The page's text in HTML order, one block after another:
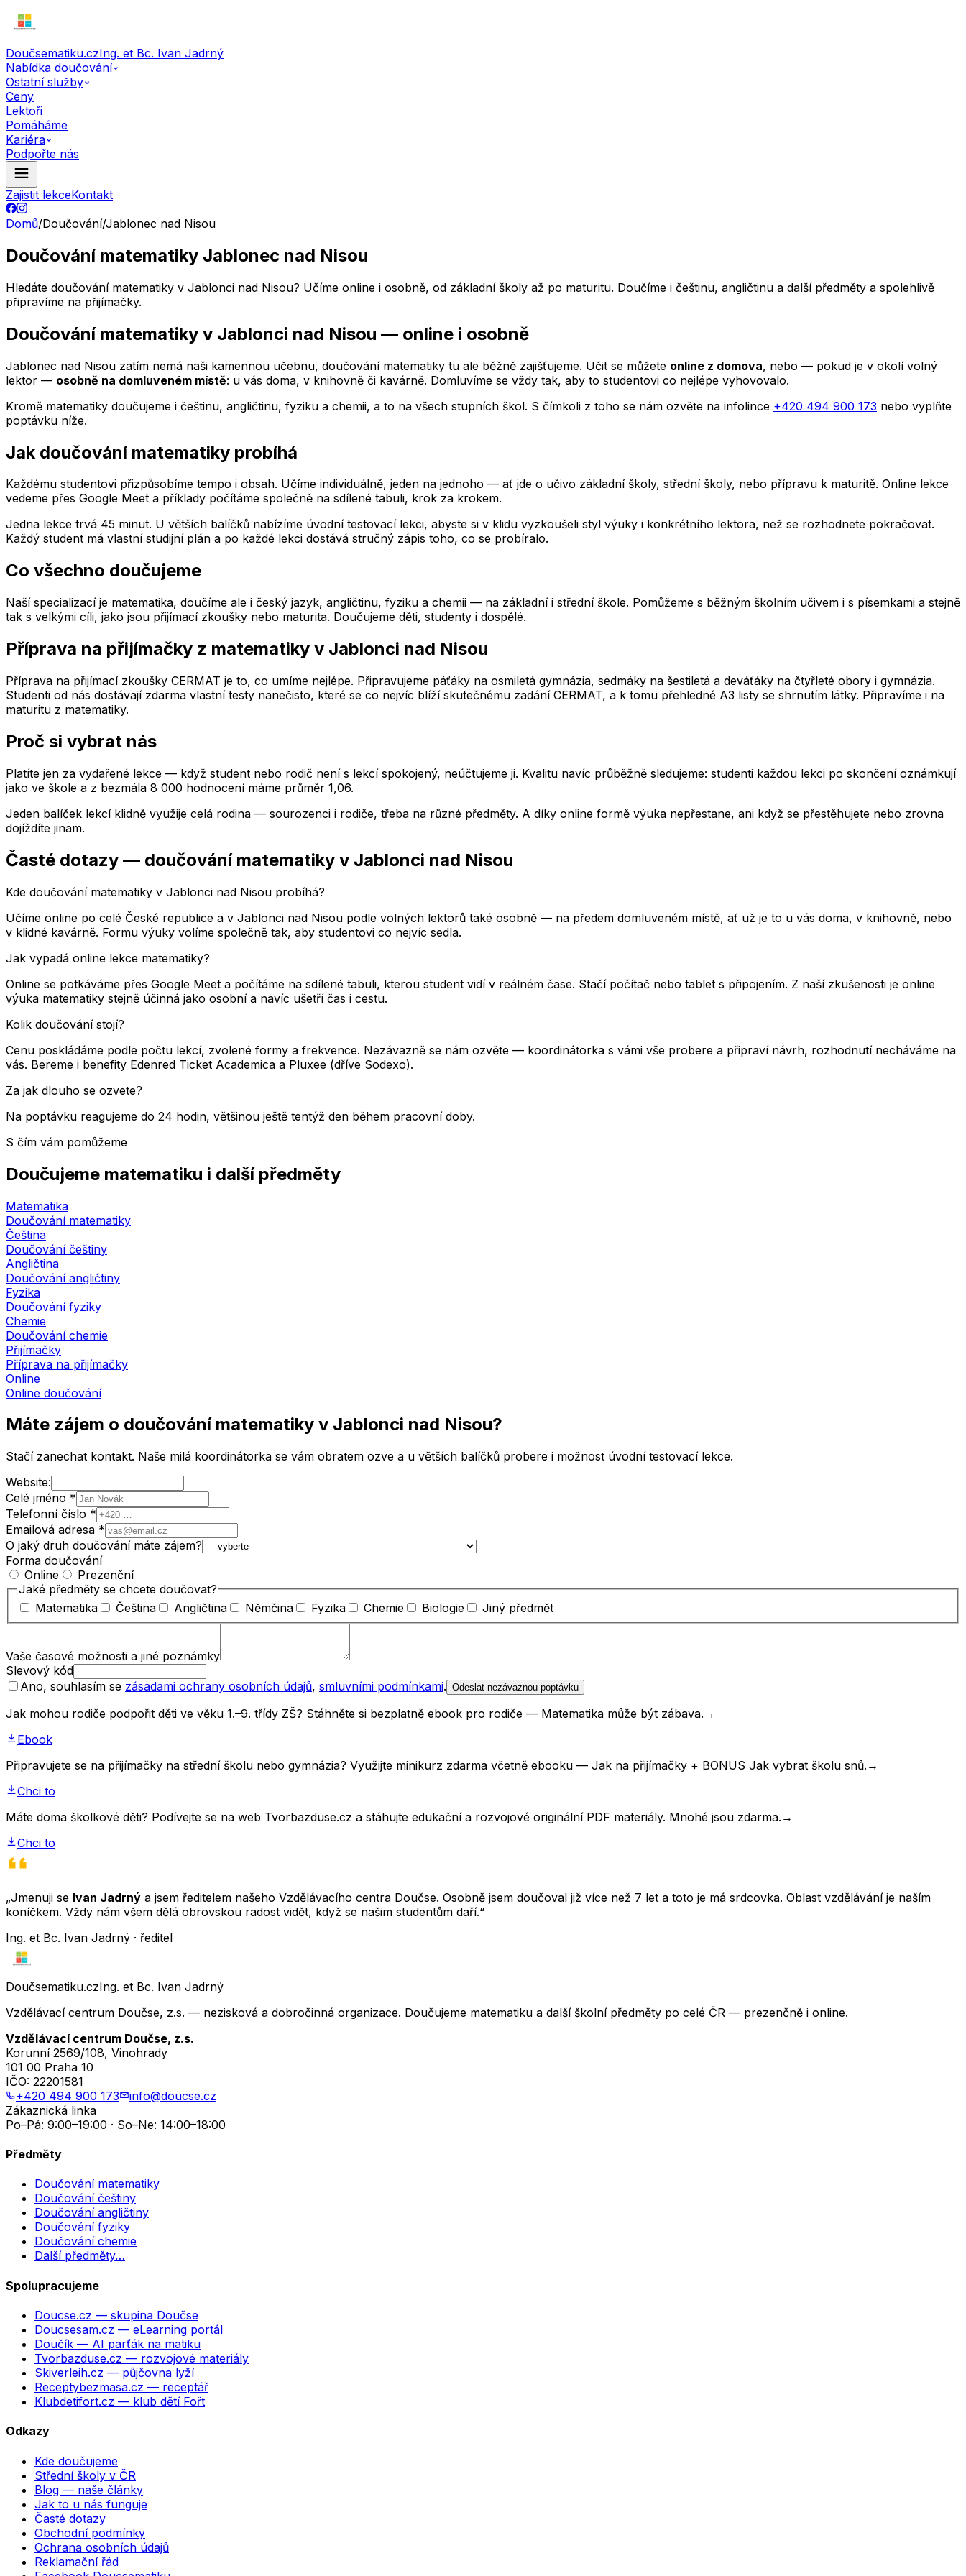
Doučsematiku.czIng. et Bc. Ivan Jadrný
Nabídka doučování
Ostatní služby
Ceny
Lektoři
Pomáháme
Kariéra
Podpořte nás
Zajistit lekceKontakt
Domů/Doučování/Jablonec nad Nisou
Doučování matematiky Jablonec nad Nisou
Hledáte doučování matematiky v Jablonci nad Nisou? Učíme online i osobně, od základní školy až po maturitu. Doučíme i češtinu, angličtinu a další předměty a spolehlivě
připravíme na přijímačky.
Doučování matematiky v Jablonci nad Nisou — online i osobně
Jablonec nad Nisou zatím nemá naši kamennou učebnu, doučování matematiky tu ale běžně zajišťujeme. Učit se můžete online z domova, nebo — pokud je v okolí volný
lektor — osobně na domluveném místě: u vás doma, v knihovně či kavárně. Domluvíme se vždy tak, aby to studentovi co nejlépe vyhovovalo.
Kromě matematiky doučujeme i češtinu, angličtinu, fyziku a chemii, a to na všech stupních škol. S čímkoli z toho se nám ozvěte na infolince +420 494 900 173 nebo vyplňte
poptávku níže.
Jak doučování matematiky probíhá
Každému studentovi přizpůsobíme tempo i obsah. Učíme individuálně, jeden na jednoho — ať jde o učivo základní školy, střední školy, nebo přípravu k maturitě. Online lekce
vedeme přes Google Meet a příklady počítáme společně na sdílené tabuli, krok za krokem.
Jedna lekce trvá 45 minut. U větších balíčků nabízíme úvodní testovací lekci, abyste si v klidu vyzkoušeli styl výuky i konkrétního lektora, než se rozhodnete pokračovat.
Každý student má vlastní studijní plán a po každé lekci dostává stručný zápis toho, co se probíralo.
Co všechno doučujeme
Naší specializací je matematika, doučíme ale i český jazyk, angličtinu, fyziku a chemii — na základní i střední škole. Pomůžeme s běžným školním učivem i s písemkami a stejně
tak s velkými cíli, jako jsou přijímací zkoušky nebo maturita. Doučujeme děti, studenty i dospělé.
Příprava na přijímačky z matematiky v Jablonci nad Nisou
Příprava na přijímací zkoušky CERMAT je to, co umíme nejlépe. Připravujeme páťáky na osmiletá gymnázia, sedmáky na šestiletá a deváťáky na čtyřleté obory i gymnázia.
Studenti od nás dostávají zdarma vlastní testy nanečisto, které se co nejvíc blíží skutečnému zadání CERMAT, a k tomu přehledné A3 listy se shrnutím látky. Připravíme i na
maturitu z matematiky.
Proč si vybrat nás
Platíte jen za vydařené lekce — když student nebo rodič není s lekcí spokojený, neúčtujeme ji. Kvalitu navíc průběžně sledujeme: studenti každou lekci po skončení oznámkují
jako ve škole a z bezmála 8 000 hodnocení máme průměr 1,06.
Jeden balíček lekcí klidně využije celá rodina — sourozenci i rodiče, třeba na různé předměty. A díky online formě výuka nepřestane, ani když se přestěhujete nebo zrovna
dojíždíte jinam.
Časté dotazy — doučování matematiky v Jablonci nad Nisou
Kde doučování matematiky v Jablonci nad Nisou probíhá?
Učíme online po celé České republice a v Jablonci nad Nisou podle volných lektorů také osobně — na předem domluveném místě, ať už je to u vás doma, v knihovně, nebo
v klidné kavárně. Formu výuky volíme společně tak, aby studentovi co nejvíc sedla.
Jak vypadá online lekce matematiky?
Online se potkáváme přes Google Meet a počítáme na sdílené tabuli, kterou student vidí v reálném čase. Stačí počítač nebo tablet s připojením. Z naší zkušenosti je online
výuka matematiky stejně účinná jako osobní a navíc ušetří čas i cestu.
Kolik doučování stojí?
Cenu poskládáme podle počtu lekcí, zvolené formy a frekvence. Nezávazně se nám ozvěte — koordinátorka s vámi vše probere a připraví návrh, rozhodnutí necháváme na
vás. Bereme i benefity Edenred Ticket Academica a Pluxee (dříve Sodexo).
Za jak dlouho se ozvete?
Na poptávku reagujeme do 24 hodin, většinou ještě tentýž den během pracovní doby.
S čím vám pomůžeme
Doučujeme matematiku i další předměty
Matematika
Doučování matematiky
Čeština
Doučování češtiny
Angličtina
Doučování angličtiny
Fyzika
Doučování fyziky
Chemie
Doučování chemie
Přijímačky
Příprava na přijímačky
Online
Online doučování
Máte zájem o doučování matematiky v Jablonci nad Nisou?
Stačí zanechat kontakt. Naše milá koordinátorka se vám obratem ozve a u větších balíčků probere i možnost úvodní testovací lekce.
Website:
Celé jméno *
Telefonní číslo *
Emailová adresa *
O jaký druh doučování máte zájem?
Forma doučování
Online
Prezenční
Jaké předměty se chcete doučovat?
Matematika
Čeština Angličtina Němčina Fyzika Chemie Biologie Jiný předmět
Vaše časové možnosti a jiné poznámky
Slevový kód
Ano, souhlasím se zásadami ochrany osobních údajů, smluvními podmínkami. Odeslat nezávaznou poptávku
Jak mohou rodiče podpořit děti ve věku 1.–9. třídy ZŠ? Stáhněte si bezplatně ebook pro rodiče — Matematika může být zábava. →
Ebook
Připravujete se na přijímačky na střední školu nebo gymnázia? Využijte minikurz zdarma včetně ebooku — Jak na přijímačky + BONUS Jak vybrat školu snů. →
Chci to
Máte doma školkové děti? Podívejte se na web Tvorbazduse.cz a stáhujte edukační a rozvojové originální PDF materiály. Mnohé jsou zdarma. →
Chci to
„Jmenuji se Ivan Jadrný a jsem ředitelem našeho Vzdělávacího centra Doučse. Osobně jsem doučoval již více než 7 let a toto je má srdcovka. Oblast vzdělávání je naším
koníčkem. Vždy nám všem dělá obrovskou radost vidět, když se našim studentům daří.“
Ing. et Bc. Ivan Jadrný · ředitel
Doučsematiku.czIng. et Bc. Ivan Jadrný
Vzdělávací centrum Doučse, z.s. — nezisková a dobročinná organizace. Doučujeme matematiku a další školní předměty po celé ČR — prezenčně i online.
Vzdělávací centrum Doučse, z.s.
Korunní 2569/108, Vinohrady
101 00 Praha 10
IČO: 22201581
+420 494 900 173
info@doucse.cz
Zákaznická linka
Po–Pá: 9:00–19:00 · So–Ne: 14:00–18:00
Předměty
Doučování matematiky
Doučování češtiny
Doučování angličtiny
Doučování fyziky
Doučování chemie
Další předměty…
Spolupracujeme
Doucse.cz — skupina Doučse
Doucsesam.cz — eLearning portál
Doučík — AI parťák na matiku
Tvorbazduse.cz — rozvojové materiály
Skiverleih.cz — půjčovna lyží
Receptybezmasa.cz — receptář
Klubdetifort.cz — klub dětí Fořt
Odkazy
Kde doučujeme
Střední školy v ČR
Blog — naše články
Jak to u nás funguje
Časté dotazy
Obchodní podmínky
Ochrana osobních údajů
Reklamační řád